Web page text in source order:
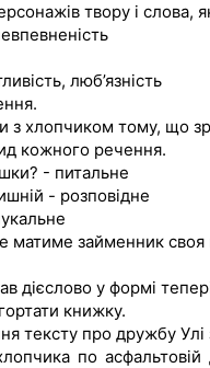
твору і слова,
люб’язність
з хлопчиком тому, що
кожного речення.
- питальне
- розповідне
матиме займенник своя
дієслово у формі
книжку.
тексту про дружбу
по